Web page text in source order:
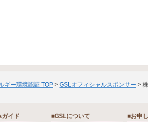
ギー環境認証 TOP > GSLオフィシャルスポンサー >
ガイド ■GSLについて ■お申